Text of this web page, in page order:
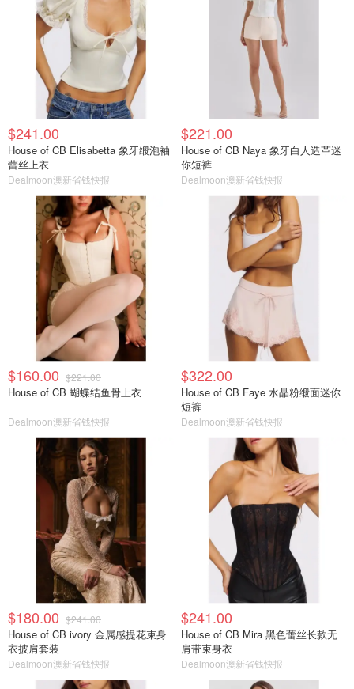
$241.00
House of CB Elisabetta 象牙缎泡袖
蕾丝上衣
Dealmoon澳新省钱快报
$221.00
House of CB Naya 象牙白人造革迷
你短裤
Dealmoon澳新省钱快报
$160.00 $221.00
House of CB 蝴蝶结鱼骨上衣
Dealmoon澳新省钱快报
$322.00
House of CB Faye 水晶粉缎面迷你
短裤
Dealmoon澳新省钱快报
$180.00 $241.00
House of CB ivory 金属感提花束身
衣披肩套装
Dealmoon澳新省钱快报
$241.00
House of CB Mira 黑色蕾丝长款无
肩带束身衣
Dealmoon澳新省钱快报